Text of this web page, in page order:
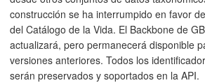
construcción se ha interrumpido en favor
del Catálogo de la Vida. El Backbone de
actualizará, pero permanecerá disponible
versiones anteriores. Todos los
serán preservados y soportados en la API.